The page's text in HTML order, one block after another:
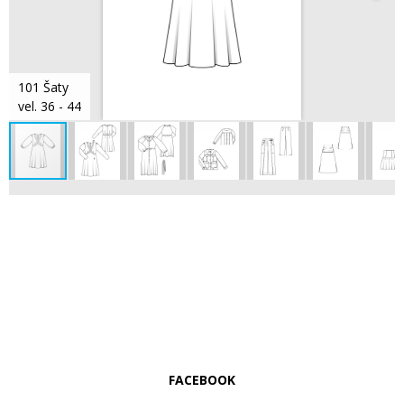
101 Šaty
vel. 36 - 44
FACEBOOK